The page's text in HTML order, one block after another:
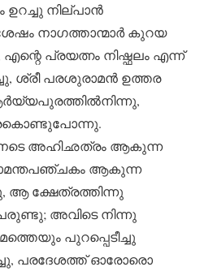
നില്പാൻ
നാഗത്താന്മാർ കുറയ
എന്റെ പ്രയത്നം നിഷ്ഫലം എന്ന്
ശ്രീ പരശുരാമൻ ഉത്തര
അഹിഛത്രം ആകുന്ന
സാമന്തപഞ്ചകം ആകുന്ന
ആ ക്ഷേത്രത്തിന്നു
അവിടെ നിന്നു
പുറപ്പെടീച്ചു
പരദേശത്ത് ഓരോരൊ